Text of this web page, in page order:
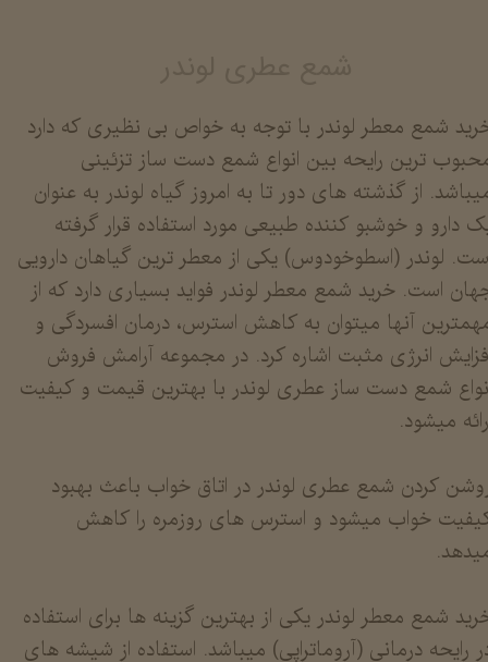
شمع معطر لوندر با توجه به خواص بی نظیری که دارد
ترین رایحه بین انواع شمع دست ساز تزئینی
از گذشته های دور تا به امروز گیاه لوندر به عنوان
دارو و خوشبو کننده طبیعی مورد استفاده قرار گرفته
لوندر (اسطوخودوس) یکی از معطر ترین گیاهان دارویی
است. خرید شمع معطر لوندر فواید بسیاری دارد که از
آنها میتوان به کاهش استرس، درمان افسردگی و
انرژی مثبت اشاره کرد. در مجموعه آرامش فروش
شمع دست ساز عطری لوندر با بهترین قیمت و کیفیت
میشود.
کردن شمع عطری لوندر در اتاق خواب باعث بهبود
خواب میشود و استرس های روزمره را کاهش
شمع معطر لوندر یکی از بهترین گزینه ها برای استفاده
رایحه درمانی (آروماتراپی) میباشد. استفاده از شیشه های